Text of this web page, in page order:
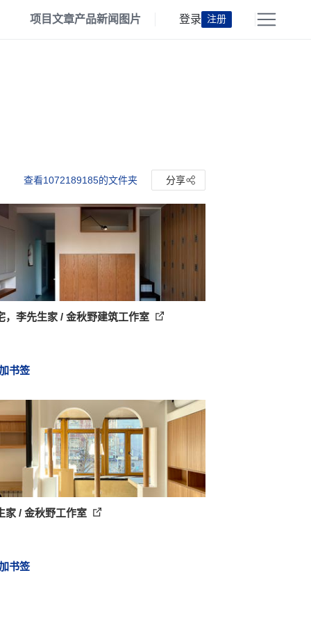
项目文章产品新闻 图片 登录 注册
查看1072189185的文件夹 分享
，李先生家 / 金秋野建筑工作室
书签
家 / 金秋野工作室
书签